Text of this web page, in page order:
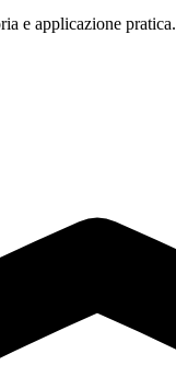
e applicazione pratica.